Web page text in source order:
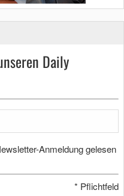
Daily
Anmeldung gelesen
* Pflichtfeld